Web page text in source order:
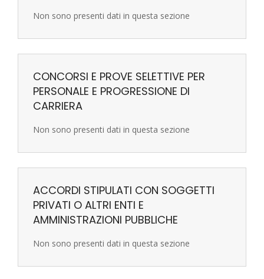
Non sono presenti dati in questa sezione
CONCORSI E PROVE SELETTIVE PER
PERSONALE E PROGRESSIONE DI
CARRIERA
Non sono presenti dati in questa sezione
ACCORDI STIPULATI CON SOGGETTI
PRIVATI O ALTRI ENTI E
AMMINISTRAZIONI PUBBLICHE
Non sono presenti dati in questa sezione